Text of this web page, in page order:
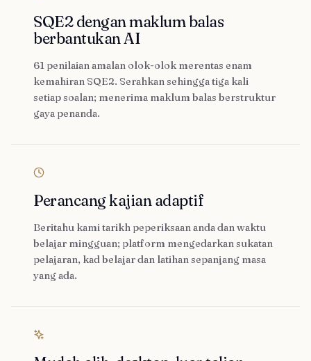
SQE2 dengan maklum balas
berbantukan AI
61 penilaian amalan olok-olok merentas enam
kemahiran SQE2. Serahkan sehingga tiga kali
setiap soalan; menerima maklum balas berstruktur
gaya penanda.
Perancang kajian adaptif
Beritahu kami tarikh peperiksaan anda dan waktu
belajar mingguan; platform mengedarkan sukatan
pelajaran, kad belajar dan latihan sepanjang masa
yang ada.